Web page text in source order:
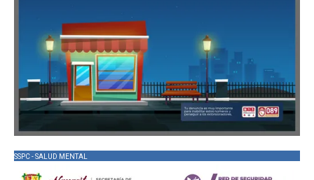
SSPC - SALUD MENTAL